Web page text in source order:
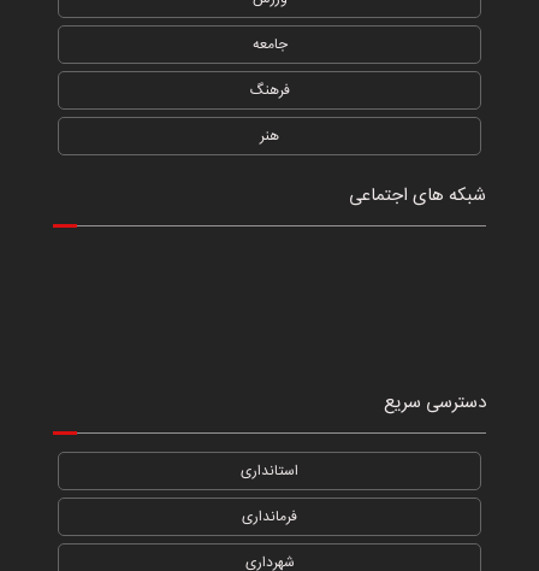
جامعه
فرهنگ
هنر
شبکه های اجتماعی
دسترسی سریع
استانداری
فرمانداری
شهرداری